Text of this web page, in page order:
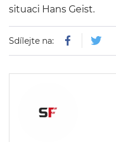
situaci Hans Geist.
Sdílejte na: